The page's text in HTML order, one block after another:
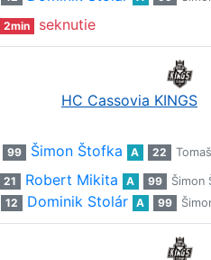
2min seknutie
HC Cassovia KINGS
99 Šimon Štofka A 22
21 Robert Mikita A 99
Šimon
12 Dominik Stolár A 99